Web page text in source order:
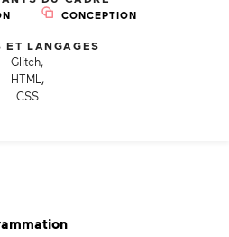
CONCEPTION
ET LANGAGES
Glitch,
HTML,
CSS